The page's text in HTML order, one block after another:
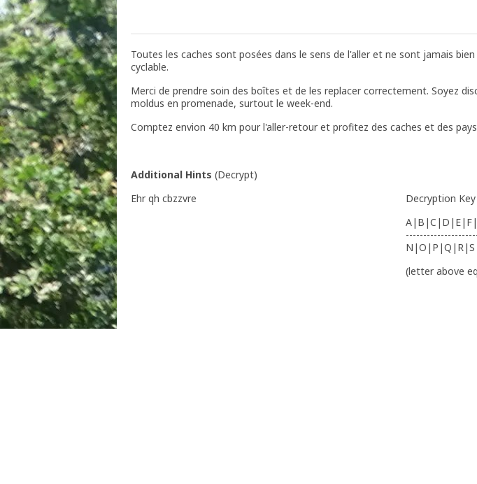
Toutes les caches sont posées dans le sens de l'aller et ne sont jamais
cyclable.
Merci de prendre soin des boîtes et de les replacer correctement. Soyez
moldus en promenade, surtout le week-end.
Comptez envion 40 km pour l'aller-retour et profitez des caches et des
Additional Hints (Decrypt)
Ehr qh cbzzvre
Decryption Key
(letter above